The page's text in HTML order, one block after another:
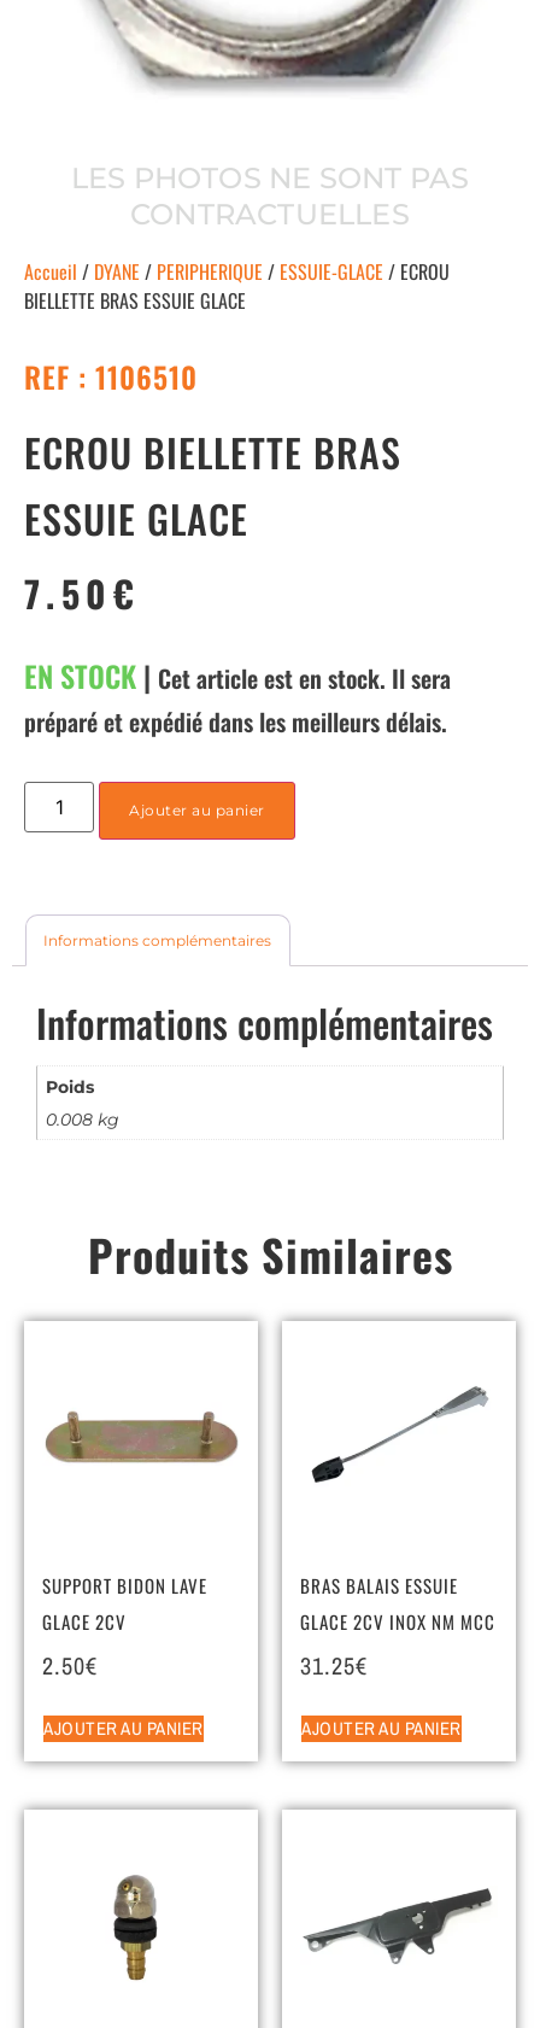
LES PHOTOS NE SONT PAS
CONTRACTUELLES
Accueil / DYANE / PERIPHERIQUE / ESSUIE-GLACE / ECROU
BIELLETTE BRAS ESSUIE GLACE
REF : 1106510
ECROU BIELLETTE BRAS
ESSUIE GLACE
7.50€
EN STOCK| Cet article est en stock. Il sera
préparé et expédié dans les meilleurs délais.
Ajouter au panier
Informations complémentaires
Informations complémentaires
Poids
0.008 kg
Produits Similaires
SUPPORT BIDON LAVE
GLACE 2CV
2.50€
AJOUTER AU PANIER
BRAS BALAIS ESSUIE
GLACE 2CV INOX NM MCC
31.25€
AJOUTER AU PANIER